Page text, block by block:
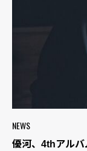
NEWS
優河、4thアル